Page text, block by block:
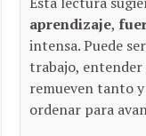
aprendizaje,
intensa. Puede
trabajo,
remueven tanto
ordenar para